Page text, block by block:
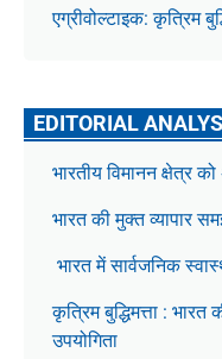
एग्रीवोल्टाइक: कृत्रिम
EDITORIAL
भारतीय विमानन क्षेत्र
भारत की मुक्त व्यापार
भारत में सार्वजनिक
कृत्रिम बुद्धिमत्ता :
उपयोगिता